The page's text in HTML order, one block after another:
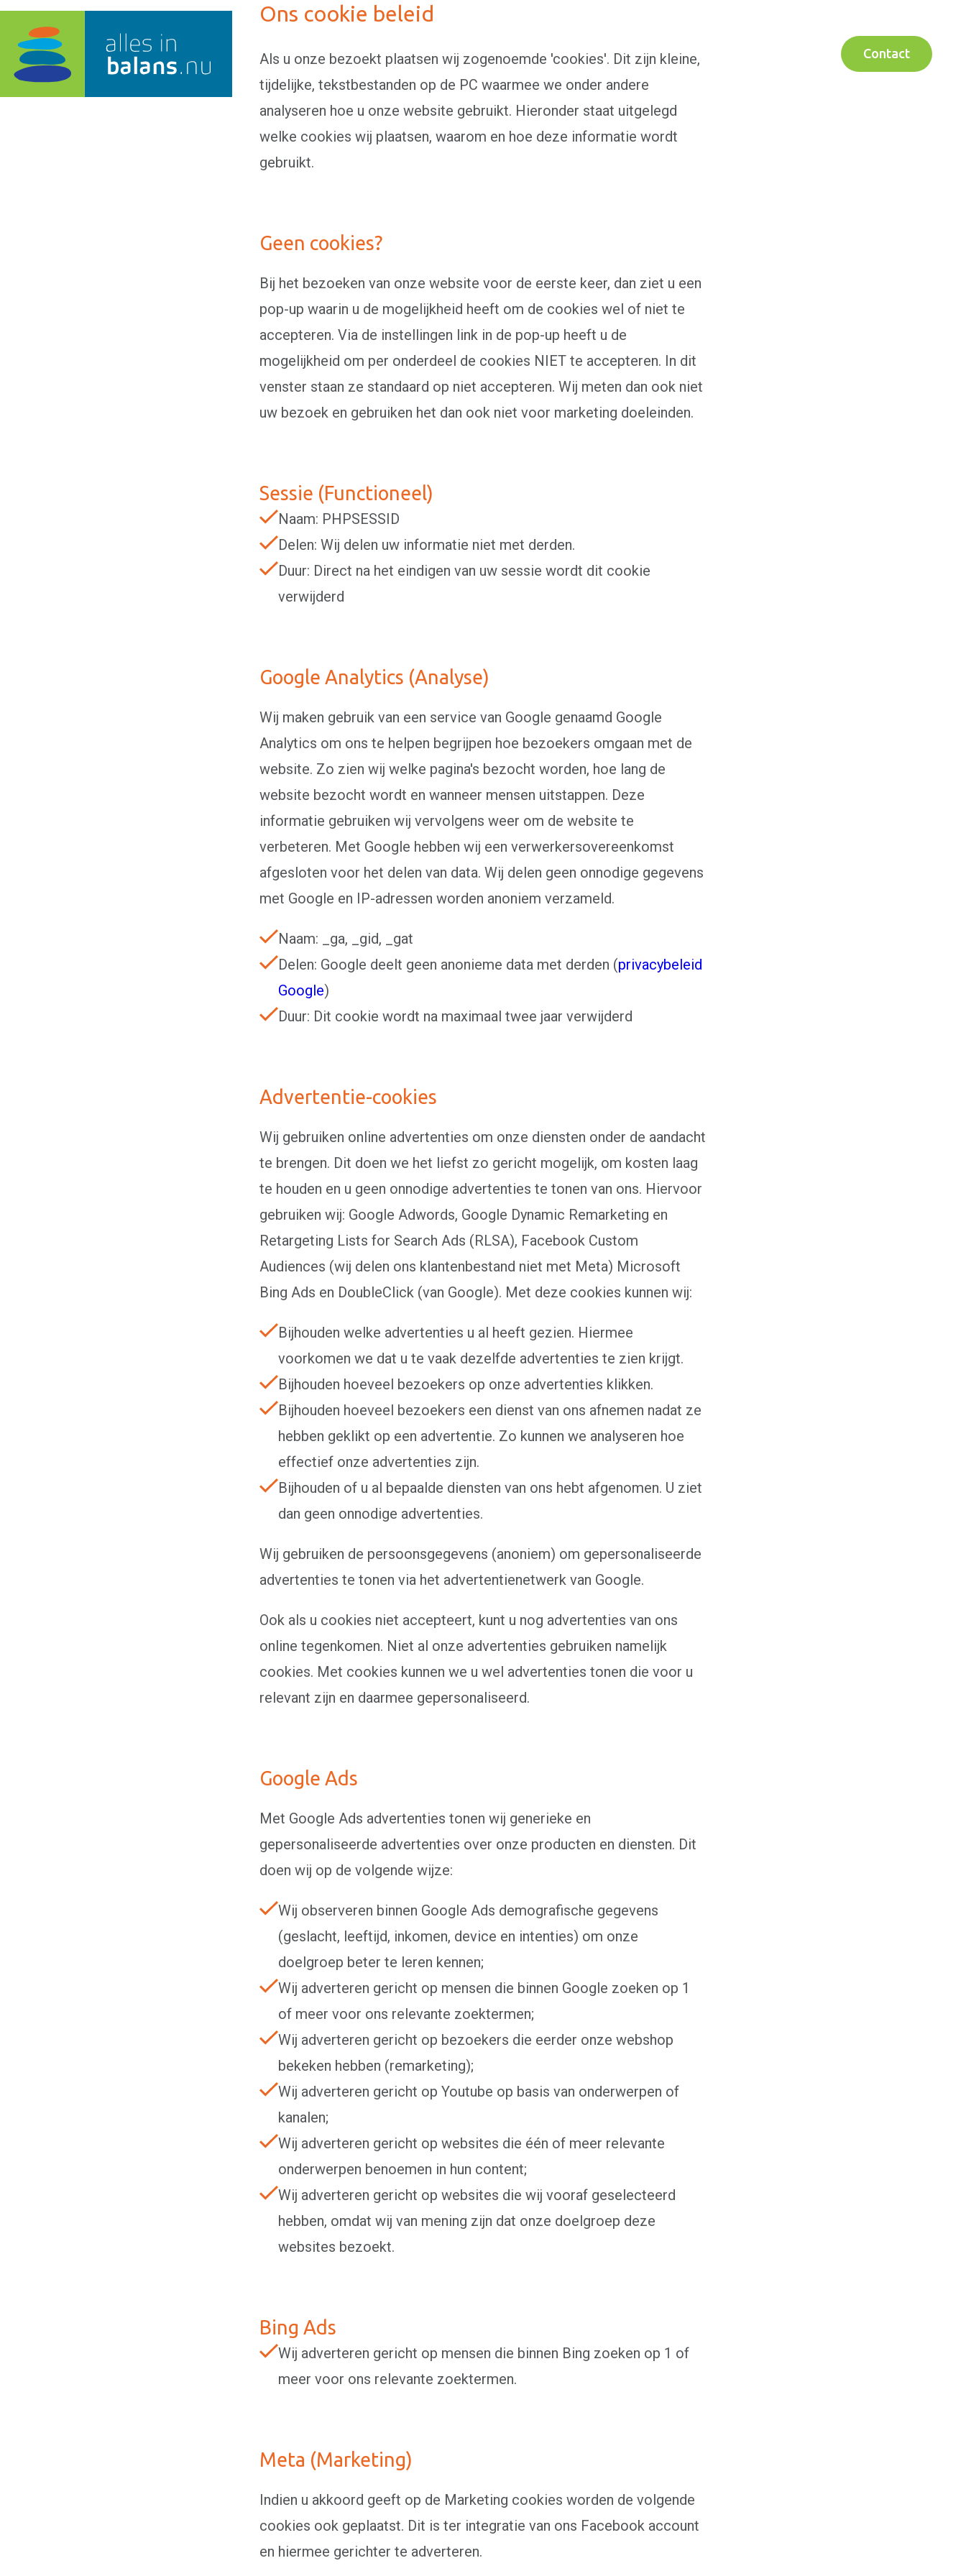
Contact
Coaching
Life coaching
Relatiecoaching
Conflictcoaching
Samengesteld gezin problemen
Training
Spreken in het openbaar
Intuïtief leiderschap
Communicatie in je relatie
Communicatie
Communicatieadvies
Communicatieadvies op maat
Maak kennis met Arjen
Ons cookie beleid
Als u onze bezoekt plaatsen wij zogenoemde 'cookies'. Dit zijn kleine,
tijdelijke, tekstbestanden op de PC waarmee we onder andere
analyseren hoe u onze website gebruikt. Hieronder staat uitgelegd
welke cookies wij plaatsen, waarom en hoe deze informatie wordt
gebruikt.
Geen cookies?
Bij het bezoeken van onze website voor de eerste keer, dan ziet u een
pop-up waarin u de mogelijkheid heeft om de cookies wel of niet te
accepteren. Via de instellingen link in de pop-up heeft u de
mogelijkheid om per onderdeel de cookies NIET te accepteren. In dit
venster staan ze standaard op niet accepteren. Wij meten dan ook niet
uw bezoek en gebruiken het dan ook niet voor marketing doeleinden.
Sessie (Functioneel)
Naam: PHPSESSID
Delen: Wij delen uw informatie niet met derden.
Duur: Direct na het eindigen van uw sessie wordt dit cookie
verwijderd
Google Analytics (Analyse)
Wij maken gebruik van een service van Google genaamd Google
Analytics om ons te helpen begrijpen hoe bezoekers omgaan met de
website. Zo zien wij welke pagina's bezocht worden, hoe lang de
website bezocht wordt en wanneer mensen uitstappen. Deze
informatie gebruiken wij vervolgens weer om de website te
verbeteren. Met Google hebben wij een verwerkersovereenkomst
afgesloten voor het delen van data. Wij delen geen onnodige gegevens
met Google en IP-adressen worden anoniem verzameld.
Naam: _ga, _gid, _gat
Delen: Google deelt geen anonieme data met derden (privacybeleid
Google)
Duur: Dit cookie wordt na maximaal twee jaar verwijderd
Advertentie-cookies
Wij gebruiken online advertenties om onze diensten onder de aandacht
te brengen. Dit doen we het liefst zo gericht mogelijk, om kosten laag
te houden en u geen onnodige advertenties te tonen van ons. Hiervoor
gebruiken wij: Google Adwords, Google Dynamic Remarketing en
Retargeting Lists for Search Ads (RLSA), Facebook Custom
Audiences (wij delen ons klantenbestand niet met Meta) Microsoft
Bing Ads en DoubleClick (van Google). Met deze cookies kunnen wij:
Bijhouden welke advertenties u al heeft gezien. Hiermee
voorkomen we dat u te vaak dezelfde advertenties te zien krijgt.
Bijhouden hoeveel bezoekers op onze advertenties klikken.
Bijhouden hoeveel bezoekers een dienst van ons afnemen nadat ze
hebben geklikt op een advertentie. Zo kunnen we analyseren hoe
effectief onze advertenties zijn.
Bijhouden of u al bepaalde diensten van ons hebt afgenomen. U ziet
dan geen onnodige advertenties.
Wij gebruiken de persoonsgegevens (anoniem) om gepersonaliseerde
advertenties te tonen via het advertentienetwerk van Google.
Ook als u cookies niet accepteert, kunt u nog advertenties van ons
online tegenkomen. Niet al onze advertenties gebruiken namelijk
cookies. Met cookies kunnen we u wel advertenties tonen die voor u
relevant zijn en daarmee gepersonaliseerd.
Google Ads
Met Google Ads advertenties tonen wij generieke en
gepersonaliseerde advertenties over onze producten en diensten. Dit
doen wij op de volgende wijze:
Wij observeren binnen Google Ads demografische gegevens
(geslacht, leeftijd, inkomen, device en intenties) om onze
doelgroep beter te leren kennen;
Wij adverteren gericht op mensen die binnen Google zoeken op 1
of meer voor ons relevante zoektermen;
Wij adverteren gericht op bezoekers die eerder onze webshop
bekeken hebben (remarketing);
Wij adverteren gericht op Youtube op basis van onderwerpen of
kanalen;
Wij adverteren gericht op websites die één of meer relevante
onderwerpen benoemen in hun content;
Wij adverteren gericht op websites die wij vooraf geselecteerd
hebben, omdat wij van mening zijn dat onze doelgroep deze
websites bezoekt.
Bing Ads
Wij adverteren gericht op mensen die binnen Bing zoeken op 1 of
meer voor ons relevante zoektermen.
Meta (Marketing)
Indien u akkoord geeft op de Marketing cookies worden de volgende
cookies ook geplaatst. Dit is ter integratie van ons Facebook account
en hiermee gerichter te adverteren.